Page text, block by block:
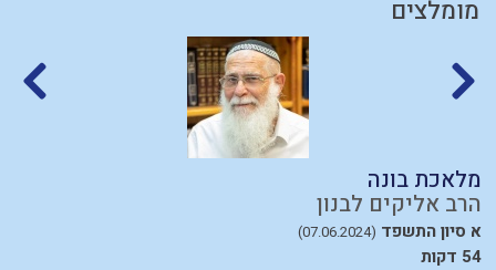
מומלצים
מלאכת בונה
הרב אליקים לבנון
א סיון התשפד (07.06.2024)
54 דקות